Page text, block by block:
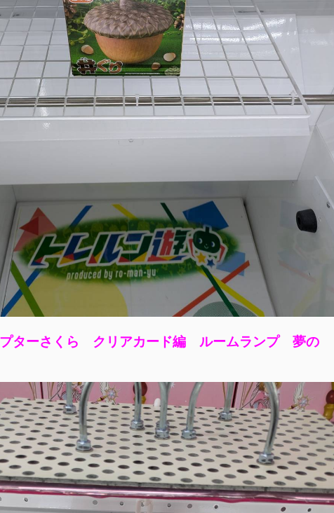
プターさくら クリアカード編 ルームランプ 夢の